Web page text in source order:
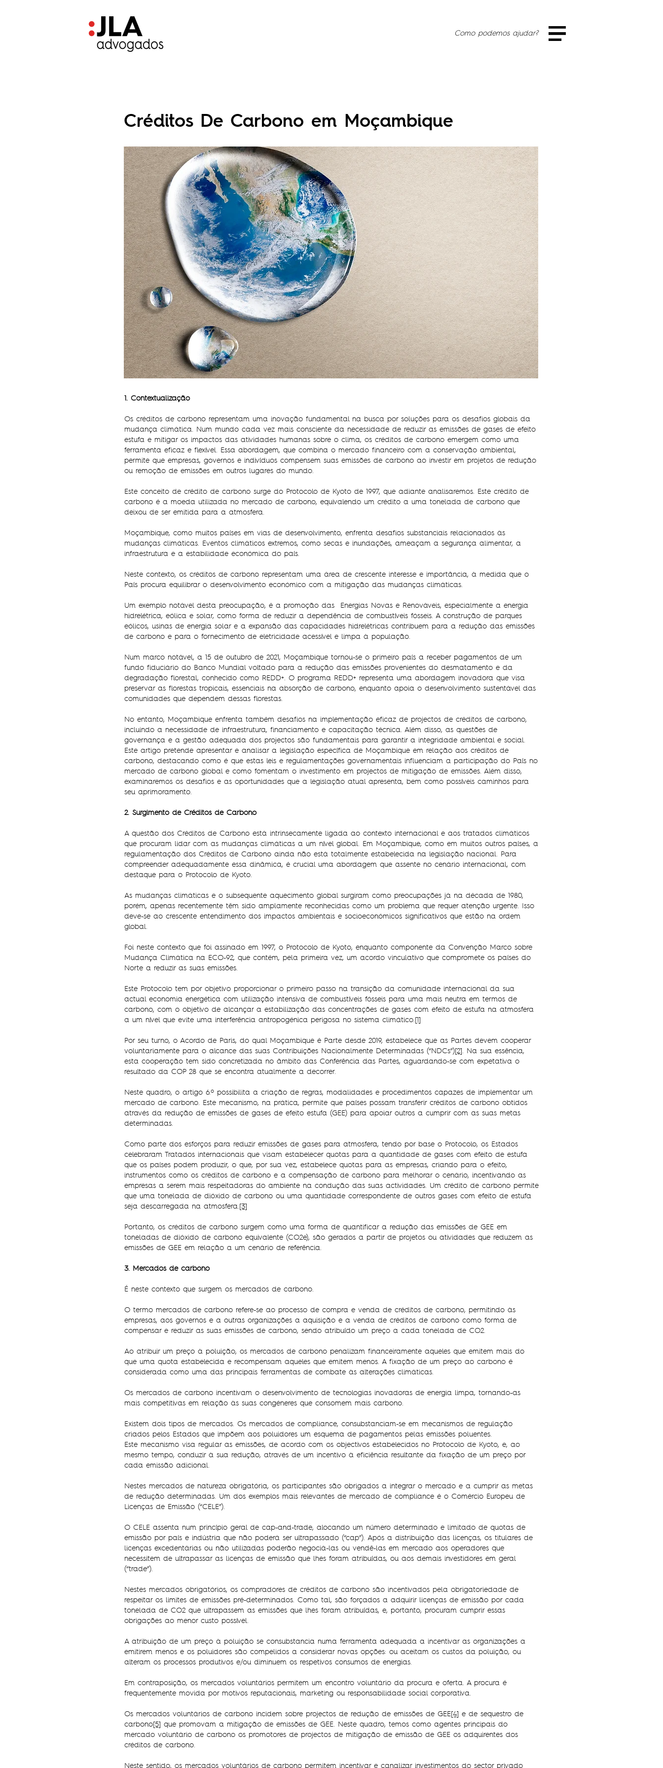
Como podemos ajudar?
Créditos De Carbono em Moçambique
1. Contextualização
Os créditos de carbono representam uma inovação fundamental na busca por soluções para os desafios globais da
mudança climática. Num mundo cada vez mais consciente da necessidade de reduzir as emissões de gases de efeito
estufa e mitigar os impactos das atividades humanas sobre o clima, os créditos de carbono emergem como uma
ferramenta eficaz e flexível. Essa abordagem, que combina o mercado financeiro com a conservação ambiental,
permite que empresas, governos e indivíduos compensem suas emissões de carbono ao investir em projetos de redução
ou remoção de emissões em outros lugares do mundo.
Este conceito de crédito de carbono surge do Protocolo de Kyoto de 1997, que adiante analisaremos. Este crédito de
carbono é a moeda utilizada no mercado de carbono, equivalendo um crédito a uma tonelada de carbono que
deixou de ser emitida para a atmosfera.
Moçambique, como muitos países em vias de desenvolvimento, enfrenta desafios substanciais relacionados às
mudanças climáticas. Eventos climáticos extremos, como secas e inundações, ameaçam a segurança alimentar, a
infraestrutura e a estabilidade económica do país.
Neste contexto, os créditos de carbono representam uma área de crescente interesse e importância, à medida que o
País procura equilibrar o desenvolvimento económico com a mitigação das mudanças climáticas.
Um exemplo notável desta preocupação, é a promoção das Energias Novas e Renováveis, especialmente a energia
hidrelétrica, eólica e solar, como forma de reduzir a dependência de combustíveis fósseis. A construção de parques
eólicos, usinas de energia solar e a expansão das capacidades hidrelétricas contribuem para a redução das emissões
de carbono e para o fornecimento de eletricidade acessível e limpa à população.
Num marco notável, a 15 de outubro de 2021, Moçambique tornou-se o primeiro país a receber pagamentos de um
fundo fiduciário do Banco Mundial voltado para a redução das emissões provenientes do desmatamento e da
degradação florestal, conhecido como REDD+. O programa REDD+ representa uma abordagem inovadora que visa
preservar as florestas tropicais, essenciais na absorção de carbono, enquanto apoia o desenvolvimento sustentável das
comunidades que dependem dessas florestas.
No entanto, Moçambique enfrenta também desafios na implementação eficaz de projectos de créditos de carbono,
incluindo a necessidade de infraestrutura, financiamento e capacitação técnica. Além disso, as questões de
governança e a gestão adequada dos projectos são fundamentais para garantir a integridade ambiental e social.
Este artigo pretende apresentar e analisar a legislação específica de Moçambique em relação aos créditos de
carbono, destacando como é que estas leis e regulamentações governamentais influenciam a participação do País no
mercado de carbono global e como fomentam o investimento em projectos de mitigação de emissões. Além disso,
examinaremos os desafios e as oportunidades que a legislação atual apresenta, bem como possíveis caminhos para
seu aprimoramento.
2. Surgimento de Créditos de Carbono
A questão dos Créditos de Carbono está intrinsecamente ligada ao contexto internacional e aos tratados climáticos
que procuram lidar com as mudanças climáticas a um nível global. Em Moçambique, como em muitos outros países, a
regulamentação dos Créditos de Carbono ainda não está totalmente estabelecida na legislação nacional. Para
compreender adequadamente essa dinâmica, é crucial uma abordagem que assente no cenário internacional, com
destaque para o Protocolo de Kyoto.
As mudanças climáticas e o subsequente aquecimento global surgiram como preocupações já na década de 1980,
porém, apenas recentemente têm sido amplamente reconhecidas como um problema que requer atenção urgente. Isso
deve-se ao crescente entendimento dos impactos ambientais e socioeconómicos significativos que estão na ordem
global.
Foi neste contexto que foi assinado em 1997, o Protocolo de Kyoto, enquanto componente da Convenção Marco sobre
Mudança Climática na ECO-92, que contém, pela primeira vez, um acordo vinculativo que compromete os países do
Norte a reduzir as suas emissões.
Este Protocolo tem por objetivo proporcionar o primeiro passo na transição da comunidade internacional da sua
actual economia energética com utilização intensiva de combustíveis fósseis para uma mais neutra em termos de
carbono, com o objetivo de alcançar a estabilização das concentrações de gases com efeito de estufa na atmosfera
a um nível que evite uma interferência antropogénica perigosa no sistema climático.[1]
Por seu turno, o Acordo de Paris, do qual Moçambique é Parte desde 2019, estabelece que as Partes devem cooperar
voluntariamente para o alcance das suas Contribuições Nacionalmente Determinadas (“NDCs”)[2]. Na sua essência,
esta cooperação tem sido concretizada no âmbito das Conferência das Partes, aguardando-se com expetativa o
resultado da COP 28 que se encontra atualmente a decorrer.
Neste quadro, o artigo 6.º possibilita a criação de regras, modalidades e procedimentos capazes de implementar um
mercado de carbono. Este mecanismo, na prática, permite que países possam transferir créditos de carbono obtidos
através da redução de emissões de gases de efeito estufa (GEE) para apoiar outros a cumprir com as suas metas
determinadas.
Como parte dos esforços para reduzir emissões de gases para atmosfera, tendo por base o Protocolo, os Estados
celebraram Tratados internacionais que visam estabelecer quotas para a quantidade de gases com efeito de estufa
que os países podem produzir, o que, por sua vez, estabelece quotas para as empresas, criando para o efeito,
instrumentos como os créditos de carbono e a compensação de carbono para melhorar o cenário, incentivando as
empresas a serem mais respeitadoras do ambiente na condução das suas actividades. Um crédito de carbono permite
que uma tonelada de dióxido de carbono ou uma quantidade correspondente de outros gases com efeito de estufa
seja descarregada na atmosfera.[3]
Portanto, os créditos de carbono surgem como uma forma de quantificar a redução das emissões de GEE em
toneladas de dióxido de carbono equivalente (CO2e), são gerados a partir de projetos ou atividades que reduzem as
emissões de GEE em relação a um cenário de referência.
3. Mercados de carbono
É neste contexto que surgem os mercados de carbono.
O termo mercados de carbono refere-se ao processo de compra e venda de créditos de carbono, permitindo às
empresas, aos governos e a outras organizações a aquisição e a venda de créditos de carbono como forma de
compensar e reduzir as suas emissões de carbono, sendo atribuído um preço a cada tonelada de CO2.
Ao atribuir um preço à poluição, os mercados de carbono penalizam financeiramente aqueles que emitem mais do
que uma quota estabelecida e recompensam aqueles que emitem menos. A fixação de um preço ao carbono é
considerada como uma das principais ferramentas de combate às alterações climáticas.
Os mercados de carbono incentivam o desenvolvimento de tecnologias inovadoras de energia limpa, tornando-as
mais competitivas em relação às suas congéneres que consomem mais carbono.
Existem dois tipos de mercados. Os mercados de compliance, consubstanciam-se em mecanismos de regulação
criados pelos Estados que impõem aos poluidores um esquema de pagamentos pelas emissões poluentes.
Este mecanismo visa regular as emissões, de acordo com os objectivos estabelecidos no Protocolo de Kyoto, e, ao
mesmo tempo, conduzir à sua redução, através de um incentivo à eficiência resultante da fixação de um preço por
cada emissão adicional.
Nestes mercados de natureza obrigatória, os participantes são obrigados a integrar o mercado e a cumprir as metas
de redução determinadas. Um dos exemplos mais relevantes de mercado de compliance é o Comércio Europeu de
Licenças de Emissão (“CELE”).
O CELE assenta num princípio geral de cap-and-trade, alocando um número determinado e limitado de quotas de
emissão por país e indústria que não poderá ser ultrapassado (“cap”). Após a distribuição das licenças, os titulares de
licenças excedentárias ou não utilizadas poderão negociá-las ou vendê-las em mercado aos operadores que
necessitem de ultrapassar as licenças de emissão que lhes foram atribuídas, ou aos demais investidores em geral
(“trade”).
Nestes mercados obrigatórios, os compradores de créditos de carbono são incentivados pela obrigatoriedade de
respeitar os limites de emissões pré-determinados. Como tal, são forçados a adquirir licenças de emissão por cada
tonelada de CO2 que ultrapassem as emissões que lhes foram atribuídas, e, portanto, procuram cumprir essas
obrigações ao menor custo possível.
A atribuição de um preço à poluição se consubstancia numa ferramenta adequada a incentivar as organizações a
emitirem menos e os poluidores são compelidos a considerar novas opções: ou aceitam os custos da poluição, ou
alteram os processos produtivos e/ou diminuem os respetivos consumos de energias.
Em contraposição, os mercados voluntários permitem um encontro voluntário da procura e oferta. A procura é
frequentemente movida por motivos reputacionais, marketing ou responsabilidade social corporativa.
Os mercados voluntários de carbono incidem sobre projectos de redução de emissões de GEE[4] e de sequestro de
carbono[5] que promovam a mitigação de emissões de GEE. Neste quadro, temos como agentes principais do
mercado voluntário de carbono os promotores de projectos de mitigação de emissão de GEE os adquirentes dos
créditos de carbono.
Neste sentido, os mercados voluntários de carbono permitem incentivar e canalizar investimentos do sector privado